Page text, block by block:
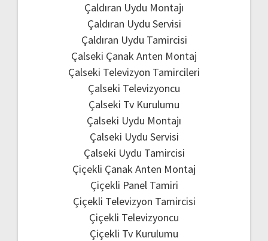
Çaldıran Uydu Montajı
Çaldıran Uydu Servisi
Çaldıran Uydu Tamircisi
Çalseki Çanak Anten Montaj
Çalseki Televizyon Tamircileri
Çalseki Televizyoncu
Çalseki Tv Kurulumu
Çalseki Uydu Montajı
Çalseki Uydu Servisi
Çalseki Uydu Tamircisi
Çiçekli Çanak Anten Montaj
Çiçekli Panel Tamiri
Çiçekli Televizyon Tamircisi
Çiçekli Televizyoncu
Çiçekli Tv Kurulumu